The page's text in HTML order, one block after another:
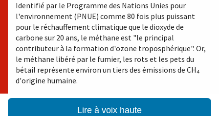
Identifié par le Programme des Nations Unies pour
l'environnement (PNUE) comme 80 fois plus puissant
pour le réchauffement climatique que le dioxyde de
carbone sur 20 ans, le méthane est "le principal
contributeur à la formation d'ozone troposphérique". Or,
le méthane libéré par le fumier, les rots et les pets du
bétail représente environ un tiers des émissions de CH₄
d'origine humaine.
Lire à voix haute